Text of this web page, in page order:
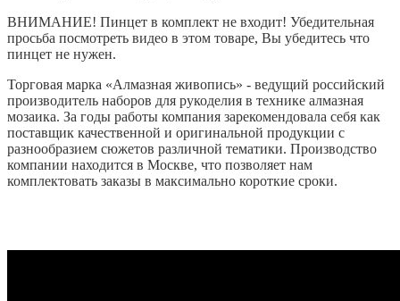
ВНИМАНИЕ! Пинцет в комплект не входит! Убедительная
просьба посмотреть видео в этом товаре, Вы убедитесь что
пинцет не нужен.
Торговая марка «Алмазная живопись» - ведущий российский
производитель наборов для рукоделия в технике алмазная
мозаика. За годы работы компания зарекомендовала себя как
поставщик качественной и оригинальной продукции с
разнообразием сюжетов различной тематики. Производство
компании находится в Москве, что позволяет нам
комплектовать заказы в максимально короткие сроки.